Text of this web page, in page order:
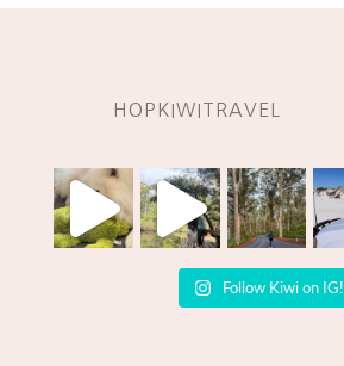
HOPKIWITRAVEL
Follow Kiwi on IG!